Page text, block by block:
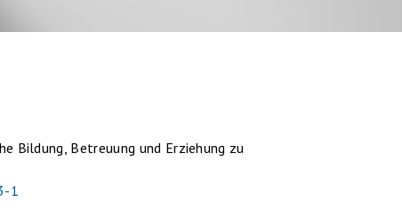
Bildung, Betreuung und Erziehung zu
1